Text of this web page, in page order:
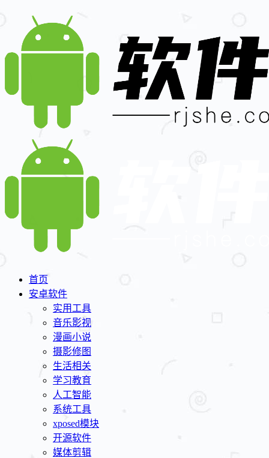
首页
安卓软件
实用工具
音乐影视
漫画小说
摄影修图
生活相关
学习教育
人工智能
系统工具
xposed模块
开源软件
媒体剪辑